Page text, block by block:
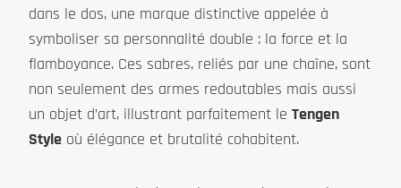
dans le dos, une marque distinctive appelée à
symboliser sa personnalité double : la force et la
flamboyance. Ces sabres, reliés par une chaîne, sont
non seulement des armes redoutables mais aussi
un objet d’art, illustrant parfaitement le Tengen
Style où élégance et brutalité cohabitent.